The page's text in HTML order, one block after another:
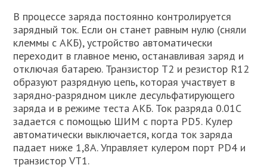
В процессе заряда постоянно контролируется
зарядный ток. Если он станет равным нулю (сняли
клеммы с АКБ), устройство автоматически
переходит в главное меню, останавливая заряд и
отключая батарею. Транзистор Т2 и резистор R12
образуют разрядную цепь, которая участвует в
зарядно-разрядном цикле десульфатирующего
заряда и в режиме теста АКБ. Ток разряда 0.01С
задается с помощью ШИМ с порта PD5. Кулер
автоматически выключается, когда ток заряда
падает ниже 1,8А. Управляет кулером порт PD4 и
транзистор VT1.